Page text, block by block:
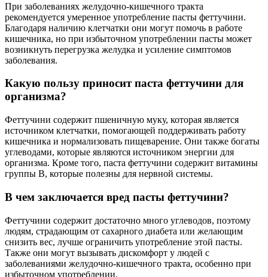
При заболеваниях желудочно-кишечного тракта
рекомендуется умеренное употребление пасты феттучини.
Благодаря наличию клетчатки они могут помочь в работе
кишечника, но при избыточном употреблении пасты может
возникнуть перегрузка желудка и усиление симптомов
заболевания.
Какую пользу приносит паста феттучини для
организма?
Феттучини содержит пшеничную муку, которая является
источником клетчатки, помогающей поддерживать работу
кишечника и нормализовать пищеварение. Они также богаты
углеводами, которые являются источником энергии для
организма. Кроме того, паста феттучини содержит витамины
группы В, которые полезны для нервной системы.
В чем заключается вред пасты феттучини?
Феттучини содержит достаточно много углеводов, поэтому
людям, страдающим от сахарного диабета или желающим
снизить вес, лучше ограничить употребление этой пасты.
Также они могут вызывать дискомфорт у людей с
заболеваниями желудочно-кишечного тракта, особенно при
избыточном употреблении.